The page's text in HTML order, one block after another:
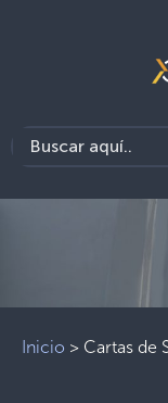
Inicio > Cartas de